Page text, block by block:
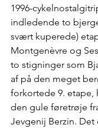
1996-
indledende to
svært kuperede)
Montgenèvre og
to stigninger som
af på den meget
forkortede 9. etape,
den gule føretrøje
Jevgenij Berzin. Det